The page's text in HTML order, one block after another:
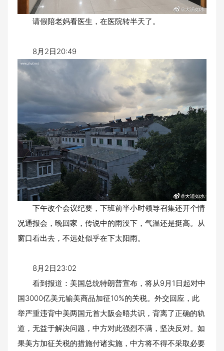
请假陪老妈看医生，在医院转半天了。
8月2日20:49
下午改个会议纪要，下班前半小时领导召集还开个情
况通报会，晚回家，传说中的雨没下，气温还是挺高。从
窗口看出去，不远处似乎在下太阳雨。
8月2日23:02
看到报道：美国总统特朗普宣布，将从9月1日起对中
国3000亿美元输美商品加征10%的关税。外交回应，此
举严重违背中美两国元首大阪会晤共识，背离了正确的轨
道，无益于解决问题，中方对此强烈不满，坚决反对。如
果美方加征关税的措施付诸实施，中方将不得不采取必要